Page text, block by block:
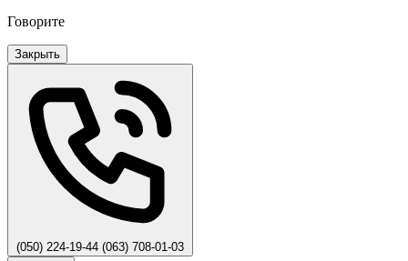
Говорите
Закрыть
(050) 224-19-44 (063) 708-01-03